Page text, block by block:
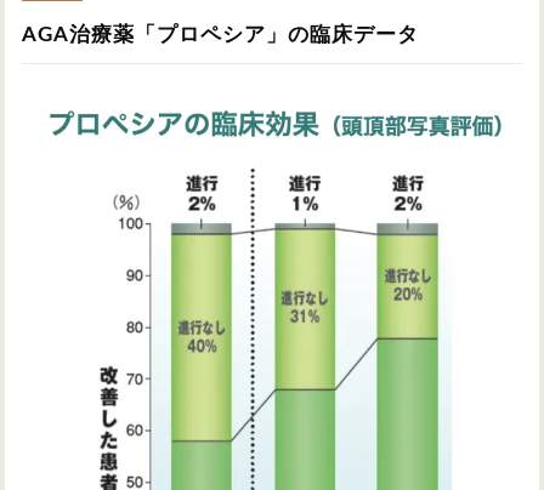
AGA治療薬「プロペシア」の臨床データ